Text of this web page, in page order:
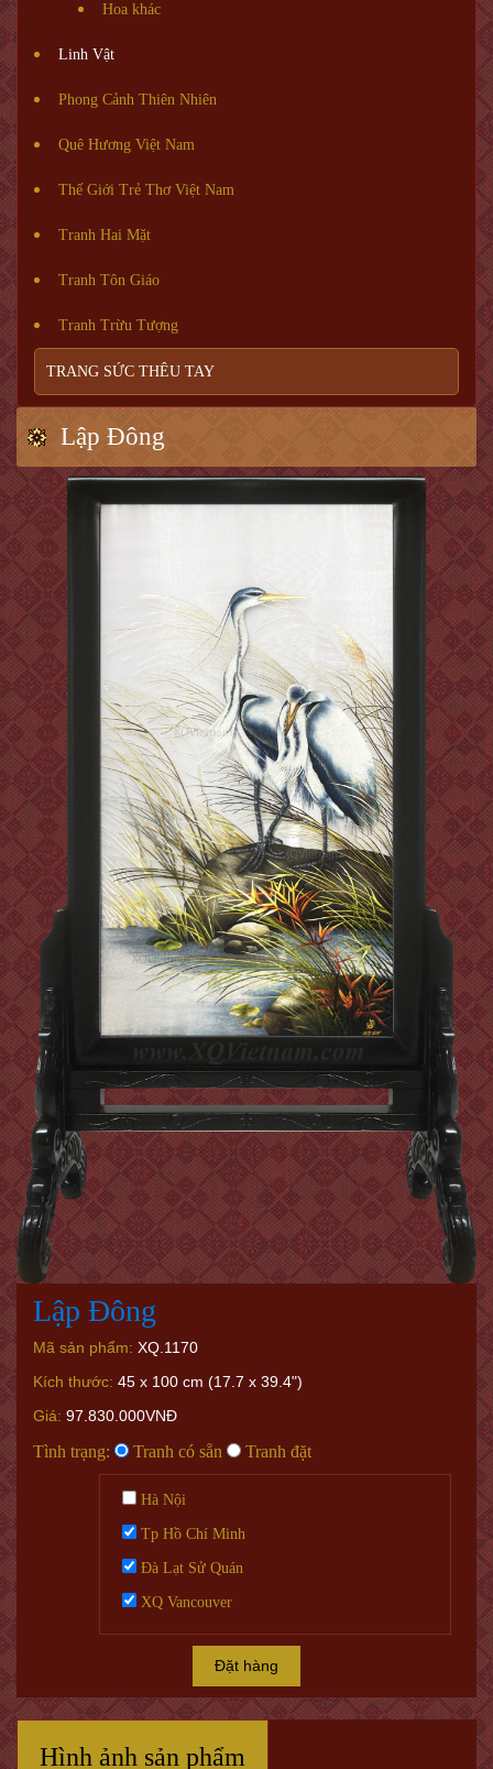
Hoa khác
Linh Vật
Phong Cảnh Thiên Nhiên
Quê Hương Việt Nam
Thế Giới Trẻ Thơ Việt Nam
Tranh Hai Mặt
Tranh Tôn Giáo
Tranh Trừu Tượng
TRANG SỨC THÊU TAY
Lập Đông
Lập Đông
Mã sản phẩm: XQ.1170
Kích thước: 45 x 100 cm (17.7 x 39.4")
Giá: 97.830.000VNĐ
Tình trạng: Tranh có sẵn Tranh đặt
Hà Nội
Tp Hồ Chí Minh
Đà Lạt Sử Quán
XQ Vancouver
Đặt hàng
Hình ảnh sản phẩm